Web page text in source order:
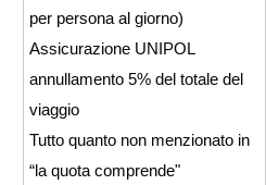
per persona al giorno)
Assicurazione UNIPOL
annullamento 5% del totale del
viaggio
Tutto quanto non menzionato in
“la quota comprende"